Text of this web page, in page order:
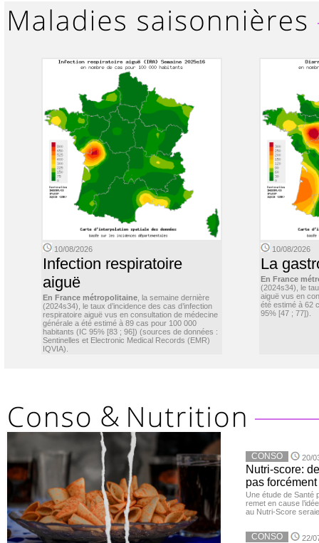
10/08/2026
Infection respiratoire
aiguë
En France métropolitaine , la semaine dernière
(2024s34), le taux d’incidence des cas d’infection
respiratoire aiguë vus en consultation de médecine
générale a été estimé à 89 cas pour 100 000
habitants (IC 95% [83 ; 96]) (sources de données :
Sentinelles et Electronic Medical Records (EMR)
IQVIA).
10/08/2026
La
En France
(2024s34), le
aiguë vus en
été estimé à 62
95% [47 ; 77]).
CONSO 20/
Nutri-score:
pas
Une étude de Santé
remet en cause
au Nutri-Score
CONSO 22/